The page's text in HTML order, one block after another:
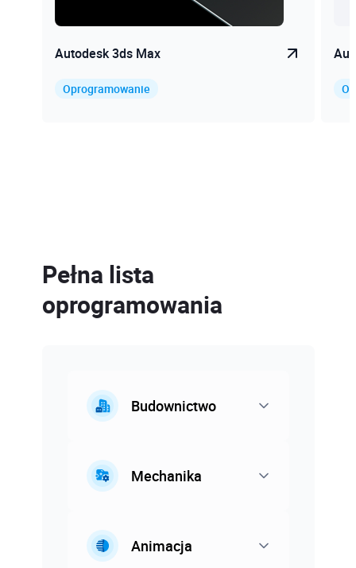
Autodesk 3ds Max
Oprogramowanie
Pełna lista
oprogramowania
Budownictwo
Mechanika
Animacja